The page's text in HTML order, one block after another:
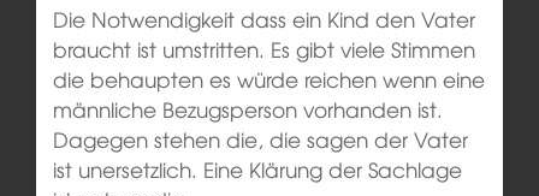
Die Notwendigkeit dass ein Kind den Vater
braucht ist umstritten. Es gibt viele Stimmen
die behaupten es würde reichen wenn eine
männliche Bezugsperson vorhanden ist.
Dagegen stehen die, die sagen der Vater
ist unersetzlich. Eine Klärung der Sachlage